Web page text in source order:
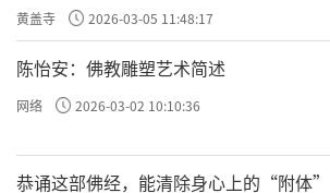
黄盖寺 2026-03-05 11:48:17
陈怡安：佛教雕塑艺术简述
网络 2026-03-02 10:10:36
恭诵这部佛经，能清除身心上的“附体”